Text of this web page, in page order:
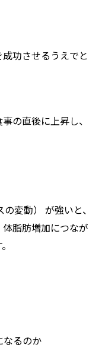
功させるうえでと
の直後に上昇し、
変動） が強いと、
脂肪増加につなが
なるのか